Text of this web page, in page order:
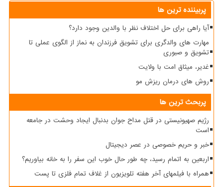
پربیننده ترین ها
آیا راهی برای حل اختلاف نظر با والدین وجود دارد؟
مهارت های والدگری برای تشویق فرزندان به نماز از الگوی عملی تا
تشویق و صبوری
غدیر، میثاق امت با ولایت
روش های درمان ریزش مو
پربحث ترین ها
رژیم صهیونیستی در قتل مداح جوان بدنبال ایجاد وحشت در جامعه
است
خبر و حریم خصوصی در عصر دیجیتال
اربعین به اتمام رسید، چه طور حال خوب این سفر را به خانه بیاوریم؟
همراه با فیلمهای آخر هفته تلویزیون از غلاف تمام فلزی تا پست